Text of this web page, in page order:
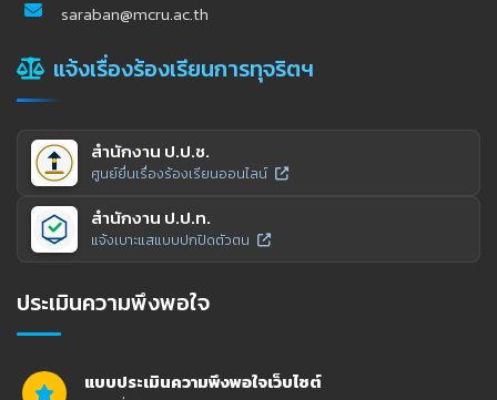
saraban@mcru.ac.th
แจ้งเรื่องร้องเรียนการทุจริตฯ
สำนักงาน ป.ป.ช.
ศูนย์ยื่นเรื่องร้องเรียนออนไลน์
สำนักงาน ป.ป.ท.
แจ้งเบาะแสแบบปกปิดตัวตน
ประเมินความพึงพอใจ
แบบประเมินความพึงพอใจเว็บไซต์